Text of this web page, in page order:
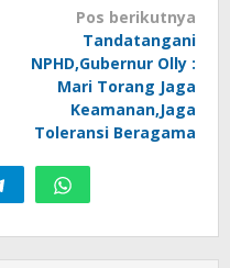
Pos berikutnya
Tandatangani
NPHD,Gubernur Olly :
Mari Torang Jaga
Keamanan,Jaga
Toleransi Beragama